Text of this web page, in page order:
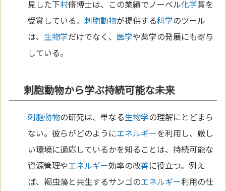
見した下村脩博士は、この業績でノーベル化学賞を
受賞している。刺胞動物が提供する科学のツール
は、 生物学だけでなく、 医学や薬学の発展にも寄与
している。
刺胞動物から学ぶ持続可能な未来
刺胞動物の研究は、単なる生物学の理解にとどまら
ない。彼らがどのようにエネルギーを利用し、厳し
い環境に適応しているかを知ることは、持続可能な
資源管理やエネルギー効率の改善に役立つ。例え
ば、褐虫藻と共生するサンゴのエネルギー利用の仕